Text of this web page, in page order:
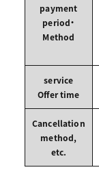
payment
period・
Method
service
Offer time
Cancellation
method,
etc.